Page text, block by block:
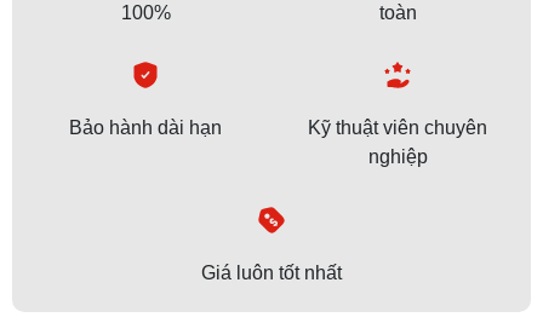
100%
toàn
Bảo hành dài hạn
Kỹ thuật viên chuyên
nghiệp
Giá luôn tốt nhất